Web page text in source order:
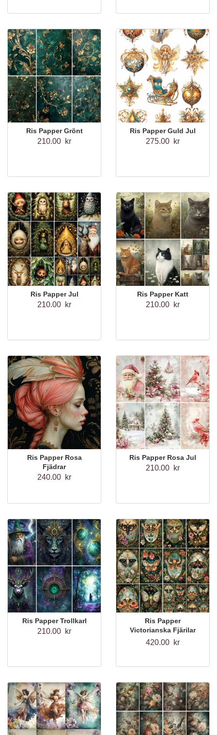
Ris Papper Grönt
210.00 kr
Ris Papper Guld Jul
275.00 kr
Ris Papper Jul
210.00 kr
Ris Papper Katt
210.00 kr
Ris Papper Rosa
Fjädrar
240.00 kr
Ris Papper Rosa Jul
210.00 kr
Ris Papper Trollkarl
210.00 kr
Ris Papper
Victorianska Fjärilar
A4-6st
420.00 kr